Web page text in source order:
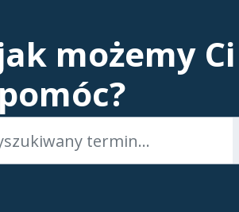
możemy Ci
pomóc?